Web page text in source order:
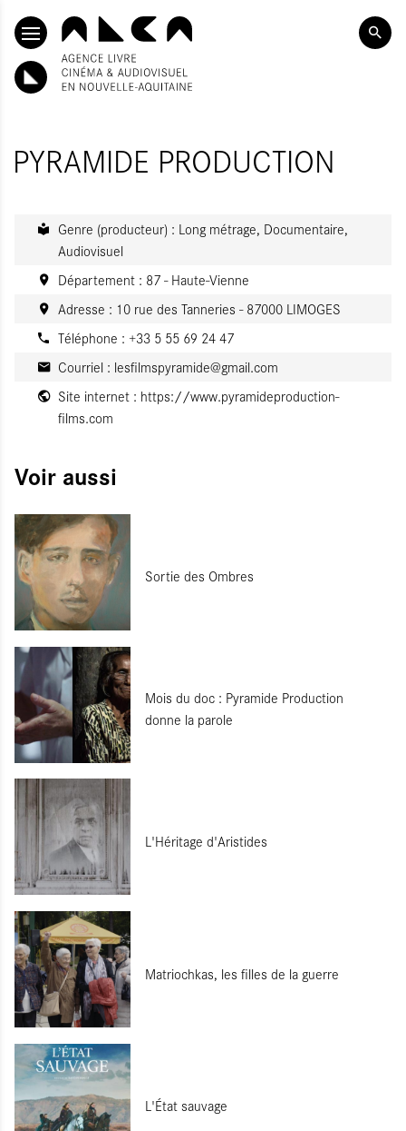
ALLER AU CONTENU PRINCIPAL
PYRAMIDE PRODUCTION
Genre (producteur) : Long métrage, Documentaire,
Audiovisuel
Département : 87 - Haute-Vienne
Adresse : 10 rue des Tanneries - 87000 LIMOGES
Téléphone : +33 5 55 69 24 47
Courriel : lesfilmspyramide@gmail.com
Site internet : https://www.pyramideproduction-
films.com
Voir aussi
Sortie des Ombres
Mois du doc : Pyramide Production
donne la parole
L'Héritage d'Aristides
Matriochkas, les filles de la guerre
L'État sauvage